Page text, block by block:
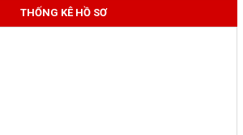
THỐNG KÊ HỒ SƠ